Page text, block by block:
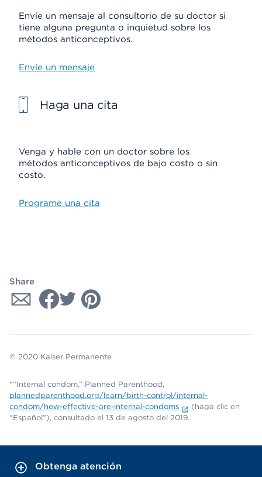
Envíe un mensaje al consultorio de su doctor si
tiene alguna pregunta o inquietud sobre los
métodos anticonceptivos.
Envíe un mensaje
Haga una cita
Venga y hable con un doctor sobre los
métodos anticonceptivos de bajo costo o sin
costo.
Programe una cita
Share
© 2020 Kaiser Permanente
*“Internal condom,” Planned Parenthood,
plannedparenthood.org/learn/birth-control/internal-
condom/how-effective-are-internal-condoms
(haga clic en
“Español”), consultado el 13 de agosto del 2019.
Obtenga atención